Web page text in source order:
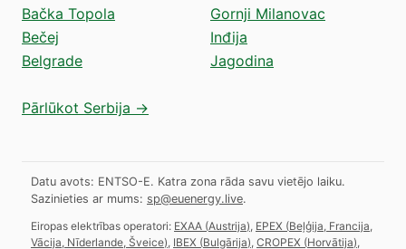
Bačka Topola
Bečej
Belgrade
Gornji Milanovac
Inđija
Jagodina
Pārlūkot Serbija →
Datu avots: ENTSO-E. Katra zona rāda savu vietējo laiku.
Sazinieties ar mums: sp@euenergy.live.
Eiropas elektrības operatori: EXAA (Austrija) EPEX (Beļģija, Francija,
Vācija, Nīderlande, Šveice) IBEX (Bulgārija) CROPEX (Horvātija)